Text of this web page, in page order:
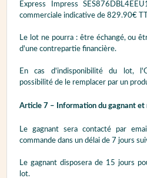
Express Impress
commerciale indicative de 829.90€
Le lot ne pourra : être échangé, ou
d'une contrepartie financière.
En cas d'indisponibilité du lot,
possibilité de le remplacer par un
Article 7 – Information du gagnant et
Le gagnant sera contacté par
commande dans un délai de 7 jours
Le gagnant disposera de 15 jours
lot.